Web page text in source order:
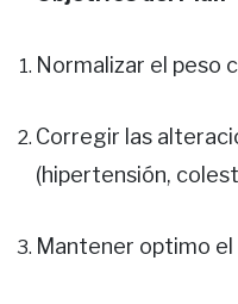
Normalizar el peso
Corregir las
(hipertensión,
Mantener optimo